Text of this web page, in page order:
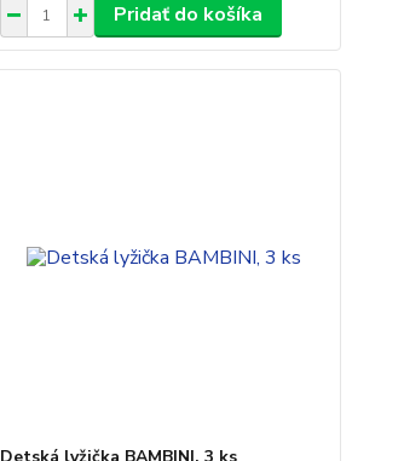
Pridať do košíka